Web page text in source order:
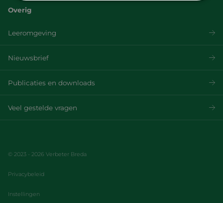
Overig
Leeromgeving
Nieuwsbrief
Publicaties en downloads
Veel gestelde vragen
© 2023 - 2026 Verbeter Breda
Privacybeleid
Instellingen